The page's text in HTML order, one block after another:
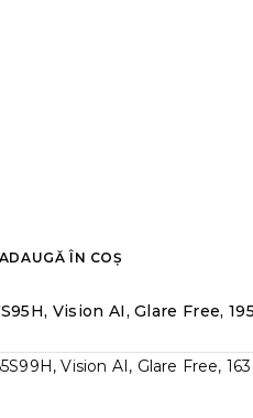
ADAUGĂ ÎN COȘ
Vision AI, Glare Free,